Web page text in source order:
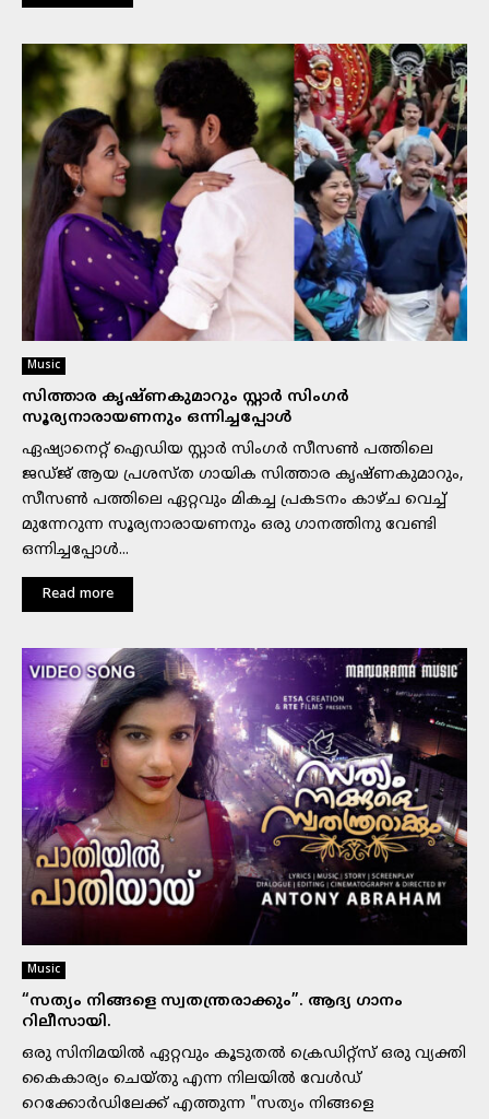
Music
സിത്താര കൃഷ്ണകുമാറും സ്റ്റാർ സിംഗർ
സൂര്യനാരായണനും ഒന്നിച്ചപ്പോൾ
ഏഷ്യാനെറ്റ് ഐഡിയ സ്റ്റാർ സിംഗർ സീസൺ പത്തിലെ
ജഡ്ജ് ആയ പ്രശസ്ത ഗായിക സിത്താര കൃഷ്ണകുമാറും,
സീസൺ പത്തിലെ ഏറ്റവും മികച്ച പ്രകടനം കാഴ്ച വെച്ച്
മുന്നേറുന്ന സൂര്യനാരായണനും ഒരു ഗാനത്തിനു വേണ്ടി
ഒന്നിച്ചപ്പോൾ...
Read more
Music
“സത്യം നിങ്ങളെ സ്വതന്ത്രരാക്കും”. ആദ്യ ഗാനം
റിലീസായി.
ഒരു സിനിമയിൽ ഏറ്റവും കൂടുതൽ ക്രെഡിറ്റ്സ് ഒരു വ്യക്തി
കൈകാര്യം ചെയ്തു എന്ന നിലയിൽ വേൾഡ്
റെക്കോർഡിലേക്ക് എത്തുന്ന "സത്യം നിങ്ങളെ